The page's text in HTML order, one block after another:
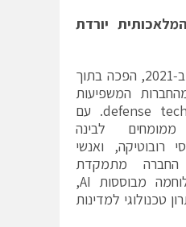
יורדת
Helsing, שנוסדה ב‑2021, הפכה בתוך
המשפיעות
בעולם בתחום ה-defense tech. עם
לבינה
רובוטיקה, ואנשי
החברה מתמקדת
בפיתוח מערכות לוחמה מבוססות AI,
טכנולוגי למדינות